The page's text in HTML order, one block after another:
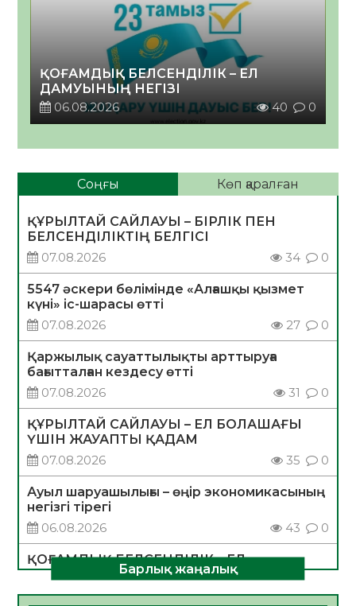
ҚОҒАМДЫҚ БЕЛСЕНДІЛІК – ЕЛ
ДАМУЫНЫҢ НЕГІЗІ
06.08.2026
40 0
Соңғы Көп қаралған
ҚҰРЫЛТАЙ САЙЛАУЫ – БІРЛІК ПЕН
БЕЛСЕНДІЛІКТІҢ БЕЛГІСІ
07.08.2026
34 0
5547 әскери бөлімінде «Алғашқы қызмет
күні» іс-шарасы өтті
07.08.2026
27 0
Қаржылық сауаттылықты арттыруға
бағытталған кездесу өтті
07.08.2026
31 0
ҚҰРЫЛТАЙ САЙЛАУЫ – ЕЛ БОЛАШАҒЫ
ҮШІН ЖАУАПТЫ ҚАДАМ
07.08.2026
35 0
Ауыл шаруашылығы – өңір экономикасының
негізгі тірегі
06.08.2026
43 0
ҚОҒАМДЫҚ БЕЛСЕНДІЛІК – ЕЛ
ДАМУЫНЫҢ НЕГІЗІ
06.08.2026
40 0
Барлық жаңалық